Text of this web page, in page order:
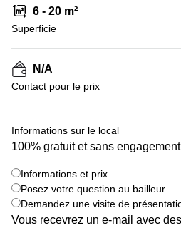
Centre
d'affaires
Ville de
Bruxelles
Coworking
Ixelles
Namur
Coworking
Salle de
conférence
Bruxelles
6 - 20 m²
Superficie
N/A
Contact pour le prix
Informations sur le local
100% gratuit et sans engagement
Informations et prix
Posez votre question au bailleur
Demandez une visite de
Vous recevrez un e-mail avec